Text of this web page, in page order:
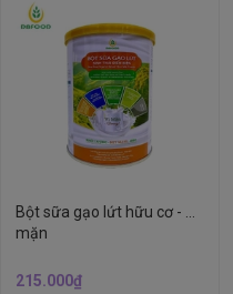
Bột sữa gạo lứt hữu cơ - Vị
mặn
215.000₫